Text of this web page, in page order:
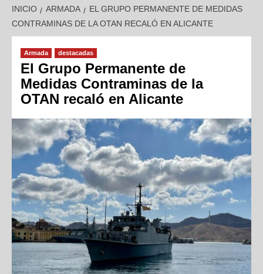
INICIO ARMADA
EL GRUPO PERMANENTE DE MEDIDAS
CONTRAMINAS DE LA OTAN RECALÓ EN ALICANTE
Armada destacadas
El Grupo Permanente de
Medidas Contraminas de la
OTAN recaló en Alicante